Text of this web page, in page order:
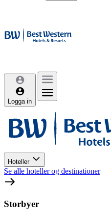
Logga in
Hoteller
Se alle hoteller og destinationer
Storbyer